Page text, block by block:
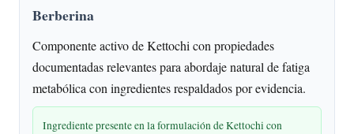
Berberina
Componente activo de Kettochi con propiedades
documentadas relevantes para abordaje natural de fatiga
metabólica con ingredientes respaldados por evidencia.
Ingrediente presente en la formulación de Kettochi con